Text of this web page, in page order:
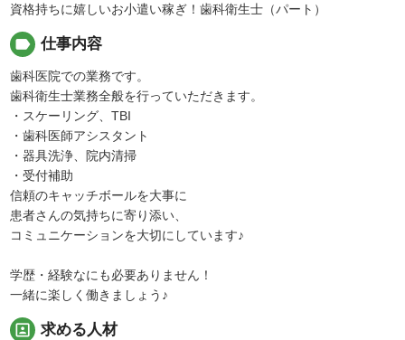
資格持ちに嬉しいお小遣い稼ぎ！歯科衛生士（パート）
label 仕事内容
歯科医院での業務です。
歯科衛生士業務全般を行っていただきます。
・スケーリング、TBI
・歯科医師アシスタント
・器具洗浄、院内清掃
・受付補助
信頼のキャッチボールを大事に
患者さんの気持ちに寄り添い、
コミュニケーションを大切にしています♪
学歴・経験なにも必要ありません！
一緒に楽しく働きましょう♪
portrait 求める人材